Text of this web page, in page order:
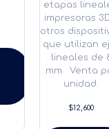
etapas
impresoras
otros
que utilizan
lineales de
mm. Venta
unidad.
$12,600